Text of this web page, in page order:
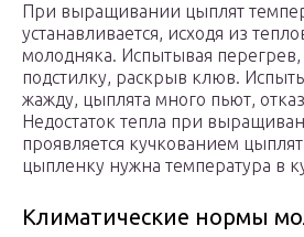
При выращивании цыплят
устанавливается, исходя из
молодняка. Испытывая
подстилку, раскрыв клюв.
жажду, цыплята много пьют,
Недостаток тепла при
проявляется кучкованием
цыпленку нужна температура в
Климатические нормы